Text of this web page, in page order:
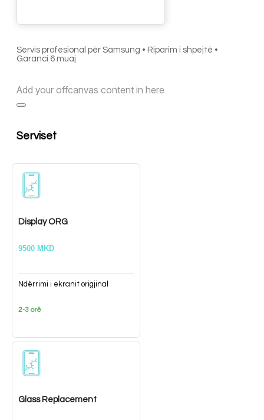
Servis profesional për Samsung • Riparim i shpejtë •
Garanci 6 muaj
Add your offcanvas content in here
Serviset
Display ORG
9500 MKD
Ndërrimi i ekranit origjinal
2-3 orë
Glass Replacement